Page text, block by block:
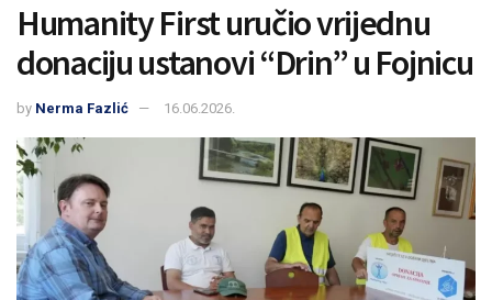
Humanity First uručio vrijednu
donaciju ustanovi “Drin” u Fojnicu
by Nerma Fazlić 16.06.2026.